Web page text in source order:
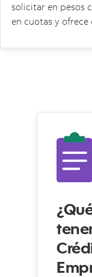
solicitar en pesos
en cuotas y